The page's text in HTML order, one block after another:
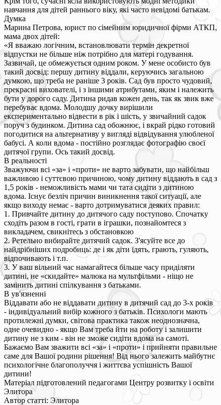
навчання для дітей раннього віку, які часто невідомі батькам.
Думка
Марина Петрова, юрист по сімейним юридичної фірми АТКП,
мама двох дітей:
«Я вважаю логічним, встановлювати термін декретної
відпустки не більше ніж потрібно для матері годування.
Зазвичай, це обмежується одним роком. У мене особисто був
такий досвід: першу дитину віддали, керуючись загальною
думкою, що треба не раніше 3 років. Сад був просто чудовий,
прекрасні вихователі, і з іншими атрибутами, яким і належить
бути у дорого саду. Дитина ридав кожен день, так як звик вже
перебуває вдома. Молодшу дочку вирішили
експериментально відвести в рік і шість, у звичайний садок
поруч з будинком. Дитина сад обожнює, і вкрай рідко готовий
погодитися на альтернативу у вигляді відвідування улюбленої
бабусі. А коли вдома - постійно розглядає фотографію своєї
дитячої групи. Ось такий досвід.
В реальності
Зважуючи всі «за» і «проти» не варто забувати, що найбільш
важливою і суттєвою причиною, чому дитину віддають в сад з
1,5 років - неможливість мами чи тата сидіти з дитиною
вдома. Існує безліч причин виникнення такої ситуації, але
якщо виходу немає - варто дотримуватися деяких правил:
1. Привчайте дитину до дитячого саду поступово. Спочатку
сходіть разом в гості, грати в іграшки, познайомтеся з
викладачем, свикнітесь з обстановкою
2. Ретельно вибирайте дитячий садок. З'ясуйте все до
найдрібніших подробиць: де і як діти їдять, грають, гуляють,
відпочивають і т.п.
3. У ваш вільний час намагайтеся більше часу приділяти
дитині, не «скидайте» малюка на мультфільми - ніщо не
замінить дитині спілкування з батьками.
В ув'язненні
Віддавати або не віддавати дитину в дитячий сад до 3-х років
- індивідуальний вибір кожного з батьків. Психологи мають
протилежні думки, світова практика також неоднозначна,
одне очевидно - якщо Вам треба йти на роботу і залишити
дитину не з ким - він не зможе сидіти вдома на самоті.
Бажаємо Вам зважити всі «за» і «проти» і прийняти правильне
саме для Вашої родини рішення! Від нього залежить майбутнє
психологічне благополуччя і життєва успішність Вашої
дитини!
Матеріал підготовлений педагогами Центру розвитку і освіти
Элитора
Автор статті: Элитора